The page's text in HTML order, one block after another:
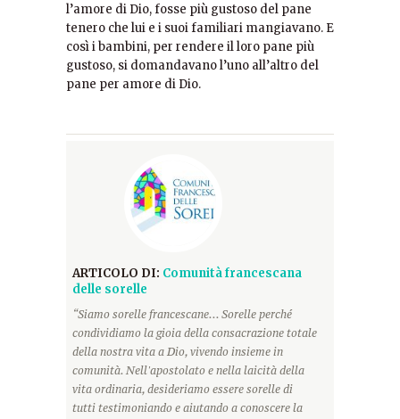
l’amore di Dio, fosse più gustoso del pane
tenero che lui e i suoi familiari mangiavano. E
così i bambini, per rendere il loro pane più
gustoso, si domandavano l’uno all’altro del
pane per amore di Dio.
ARTICOLO DI: Comunità francescana
delle sorelle
“Siamo sorelle francescane... Sorelle perché
condividiamo la gioia della consacrazione totale
della nostra vita a Dio, vivendo insieme in
comunità. Nell'apostolato e nella laicità della
vita ordinaria, desideriamo essere sorelle di
tutti testimoniando e aiutando a conoscere la